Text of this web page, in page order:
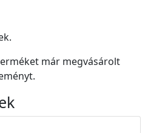
már megvásárolt